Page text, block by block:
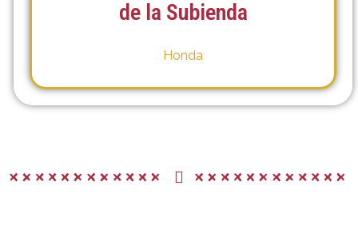
de la Subienda
Honda